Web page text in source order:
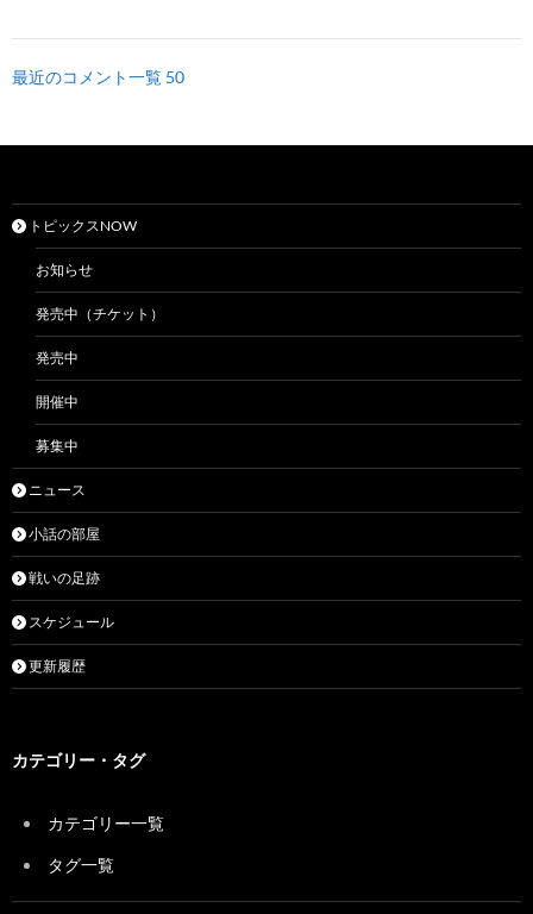
最近のコメント一覧 50
トピックスNOW
お知らせ
発売中（チケット）
発売中
開催中
募集中
ニュース
小話の部屋
戦いの足跡
スケジュール
更新履歴
カテゴリー・タグ
カテゴリー一覧
タグ一覧